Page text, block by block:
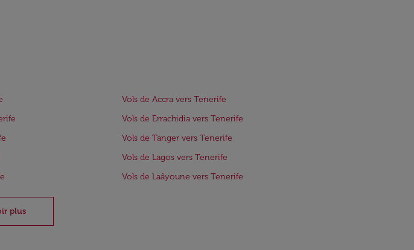
Vols de Accra vers Tenerife
Vols de Errachidia vers Tenerife
Vols de Tanger vers Tenerife
Vols de Lagos vers Tenerife
Vols de Laâyoune vers Tenerife
plus